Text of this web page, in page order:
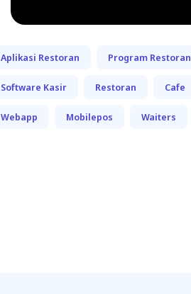
Aplikasi Restoran Program Restoran
Software Kasir Restoran Cafe
Webapp Mobilepos Waiters